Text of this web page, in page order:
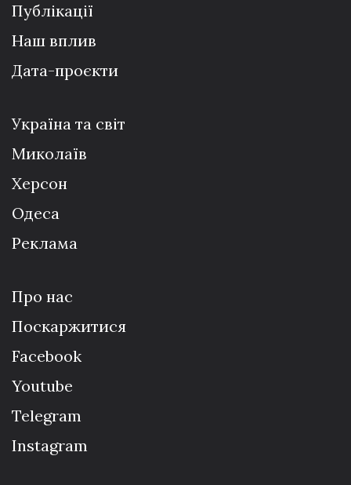
Публікації
Наш вплив
Дата-проєкти
Україна та світ
Миколаїв
Херсон
Одеса
Реклама
Про нас
Поскаржитися
Facebook
Youtube
Telegram
Instagram